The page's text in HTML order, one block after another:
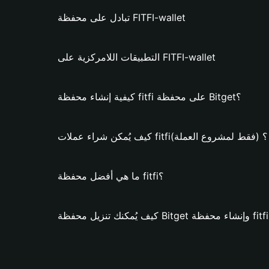
تبادل على محفظة FITFI-wallet
التطبيقات اللامركزية على FITFI-wallet
كيفية إنشاء محفظة fitfi على محفظة Bitget؟
كيف يُمكن شراء عملات fitfi؟ (فقط لمشروع العملة)
ما هي أفضل محفظة fitfi؟